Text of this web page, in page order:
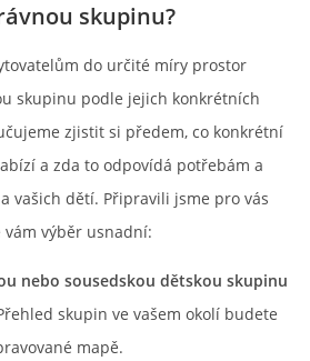
© 2026 eStránky.cz
skupinu?
do určité míry prostor
skupinu podle jejich konkrétních
zjistit si předem, co konkrétní
a zda to odpovídá potřebám a
vašich dětí. Připravili jsme pro vás
výběr usnadní:
nebo sousedskou dětskou skupinu
skupin ve vašem okolí budete
mapě.